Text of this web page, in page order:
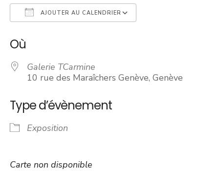
AJOUTER AU CALENDRIER
Où
Galerie TCarmine
10 rue des Maraîchers Genève, Genève
Type d’évènement
Exposition
Carte non disponible